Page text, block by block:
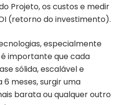
Projeto, os custos e medir
(retorno do investimento).
especialmente
é importante que cada
sólida, escalável e
6 meses, surgir uma
barata ou qualquer outro